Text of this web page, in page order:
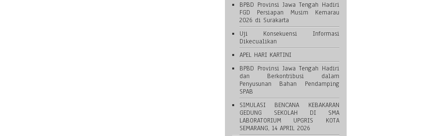
BPBD Provinsi Jawa Tengah Hadiri
FGD Persiapan Musim Kemarau
2026 di Surakarta
Uji Konsekuensi Informasi
Dikecualikan
APEL HARI KARTINI
BPBD Provinsi Jawa Tengah Hadiri
dan Berkontribusi dalam
Penyusunan Bahan Pendamping
SPAB
SIMULASI BENCANA KEBAKARAN
GEDUNG SEKOLAH DI SMA
LABORATORIUM UPGRIS KOTA
SEMARANG, 14 APRIL 2026